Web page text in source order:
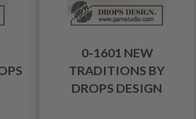
0-1601 NEW
TRADITIONS BY
DROPS DESIGN